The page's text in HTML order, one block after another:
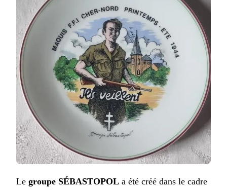
SUD
Le groupe SÉBASTOPOL a été créé dans le cadre